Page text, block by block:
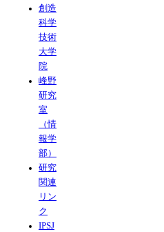
創造
科学
技術
大学
院
峰野
研究
室
（情
報学
部）
研究
関連
リン
ク
IPSJ